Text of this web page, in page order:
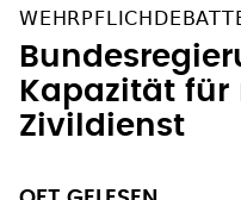
Kapazität für
Zivildienst